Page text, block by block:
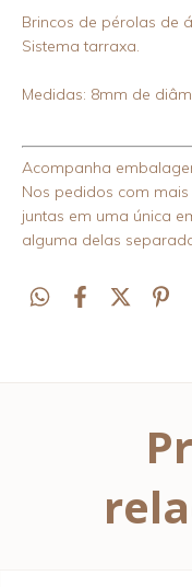
Brincos de pérolas de
Sistema tarraxa.
Medidas: 8mm de
Acompanha
Nos pedidos com
juntas em uma única
alguma delas